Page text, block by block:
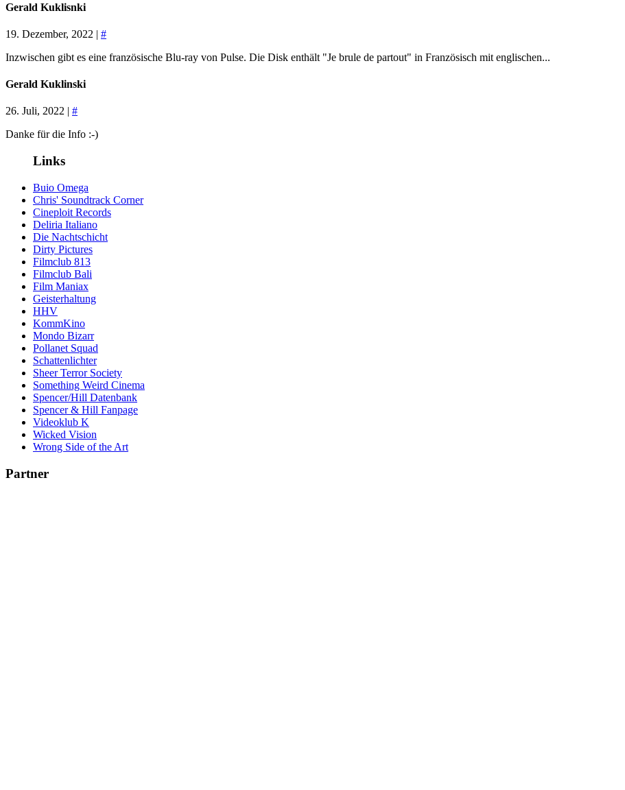
Gerald Kuklisnki
19. Dezember, 2022 | #
Inzwischen gibt es eine französische Blu-ray von Pulse. Die Disk enthält "Je brule de partout" in Französisch mit englischen...
Gerald Kuklinski
26. Juli, 2022 | #
Danke für die Info :-)
Links
Buio Omega
Chris' Soundtrack Corner
Cineploit Records
Deliria Italiano
Die Nachtschicht
Dirty Pictures
Filmclub 813
Filmclub Bali
Film Maniax
Geisterhaltung
HHV
KommKino
Mondo Bizarr
Pollanet Squad
Schattenlichter
Sheer Terror Society
Something Weird Cinema
Spencer/Hill Datenbank
Spencer & Hill Fanpage
Videoklub K
Wicked Vision
Wrong Side of the Art
Partner